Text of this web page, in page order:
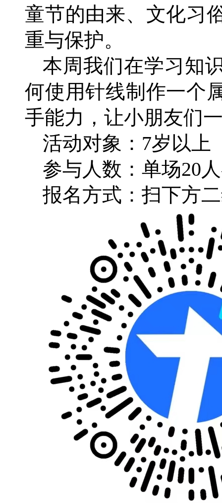
童节的由来、文化习
重与保护。
本周我们在学习知
何使用针线制作一个
手能力，让小朋友们
活动对象：7岁以上
参与人数：单场20
报名方式：扫下方